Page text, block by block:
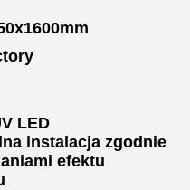
LED
instalacja zgodnie
efektu